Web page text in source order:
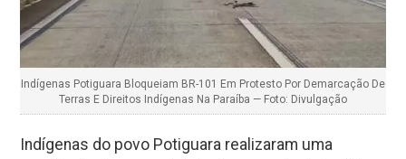
Indígenas Potiguara Bloqueiam BR-101 Em Protesto Por Demarcação De
Terras E Direitos Indígenas Na Paraíba — Foto: Divulgação
Indígenas do povo Potiguara realizaram uma